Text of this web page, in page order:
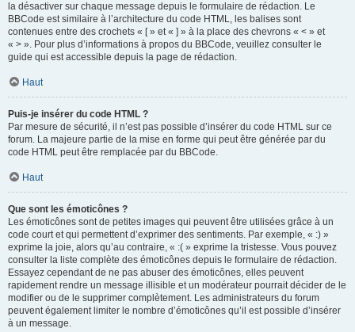
la désactiver sur chaque message depuis le formulaire de rédaction. Le
BBCode est similaire à l’architecture du code HTML, les balises sont
contenues entre des crochets « [ » et « ] » à la place des chevrons « < » et
« > ». Pour plus d’informations à propos du BBCode, veuillez consulter le
guide qui est accessible depuis la page de rédaction.
Haut
Puis-je insérer du code HTML ?
Par mesure de sécurité, il n’est pas possible d’insérer du code HTML sur ce
forum. La majeure partie de la mise en forme qui peut être générée par du
code HTML peut être remplacée par du BBCode.
Haut
Que sont les émoticônes ?
Les émoticônes sont de petites images qui peuvent être utilisées grâce à un
code court et qui permettent d’exprimer des sentiments. Par exemple, « :) »
exprime la joie, alors qu’au contraire, « :( » exprime la tristesse. Vous pouvez
consulter la liste complète des émoticônes depuis le formulaire de rédaction.
Essayez cependant de ne pas abuser des émoticônes, elles peuvent
rapidement rendre un message illisible et un modérateur pourrait décider de le
modifier ou de le supprimer complètement. Les administrateurs du forum
peuvent également limiter le nombre d’émoticônes qu’il est possible d’insérer
à un message.